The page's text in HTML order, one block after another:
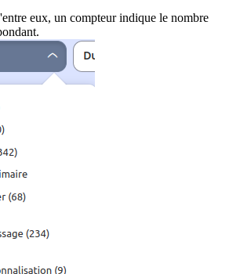
eux, un compteur indique le nombre